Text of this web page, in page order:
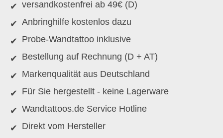
versandkostenfrei ab 49€ (D)
Anbringhilfe kostenlos dazu
Probe-Wandtattoo inklusive
Bestellung auf Rechnung (D + AT)
Markenqualität aus Deutschland
Für Sie hergestellt - keine Lagerware
Wandtattoos.de Service Hotline
Direkt vom Hersteller